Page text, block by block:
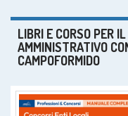
LIBRI E CORSO PER
AMMINISTRATIVO
CAMPOFORMIDO